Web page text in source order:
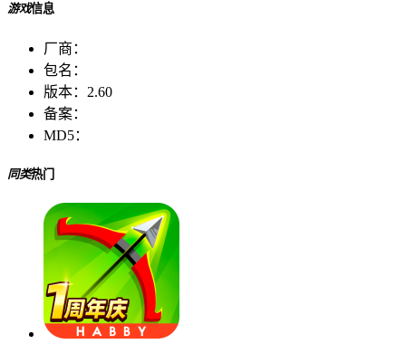
游戏信息
厂商：
包名：
版本： 2.60
备案：
MD5：
同类热门